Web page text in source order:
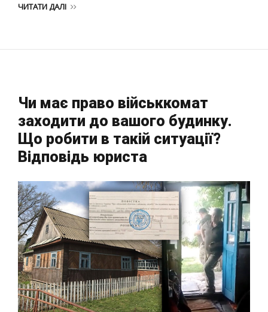
ЧИТАТИ ДАЛІ
Чи має право військкомат
заходити до вашого будинку.
Що робити в такій ситуації?
Відповідь юриста